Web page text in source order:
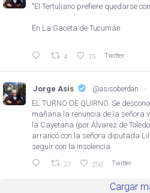
"El Tertuliano prefiere quedarse
En La Gaceta de Tucumán
4 15 Twitter
Jorge Asis @asisoberdan ·
EL TURNO DE QUIRNO. Se
mañana la renuncia de la señora
la Cayetana (por Álvarez de
arrancó con la señora diputada
seguir con la insolencia
27 250 Twitter
Cargar